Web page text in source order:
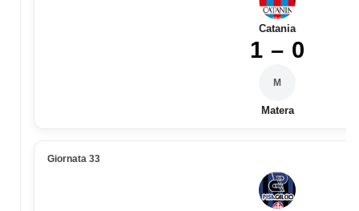
Catania
1 – 0
M
Matera
Giornata 33